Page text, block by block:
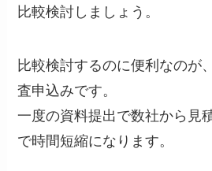
比較検討しましょう。
比較検討するのに便利なのが
査申込みです。
一度の資料提出で数社から見
で時間短縮になります。